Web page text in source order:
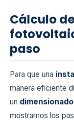
Cálculo
paso
Para que una
manera eficiente
un
mostramos los